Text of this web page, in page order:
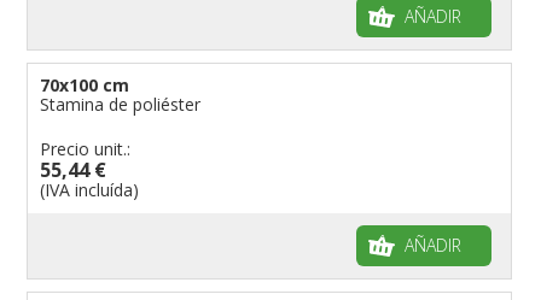
AÑADIR
70x100 cm
Stamina de poliéster
Precio unit.:
55,44 €
(IVA incluída)
AÑADIR